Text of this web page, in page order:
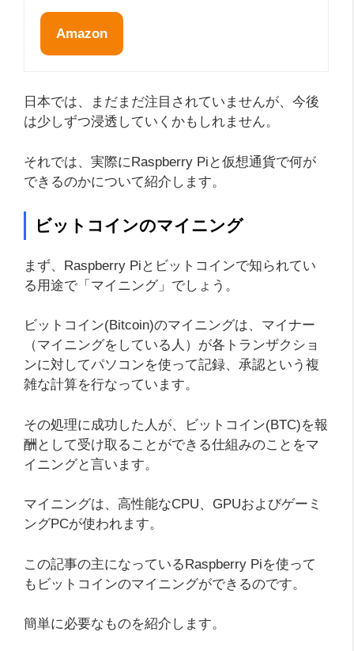
Amazon
日本では、まだまだ注目されていませんが、今後
は少しずつ浸透していくかもしれません。
それでは、実際にRaspberry Piと仮想通貨で何が
できるのかについて紹介します。
ビットコインのマイニング
まず、Raspberry Piとビットコインで知られてい
る用途で「マイニング」でしょう。
ビットコイン(Bitcoin)のマイニングは、マイナー
（マイニングをしている人）が各トランザクショ
ンに対してパソコンを使って記録、承認という複
雑な計算を行なっています。
その処理に成功した人が、ビットコイン(BTC)を報
酬として受け取ることができる仕組みのことをマ
イニングと言います。
マイニングは、高性能なCPU、GPUおよびゲーミ
ングPCが使われます。
この記事の主になっているRaspberry Piを使って
もビットコインのマイニングができるのです。
簡単に必要なものを紹介します。